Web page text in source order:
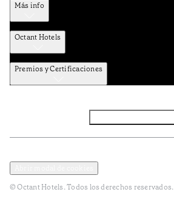
Más info
Octant Hotels
Premios y Certificaciones
© Octant Hotels. Todos los derechos reservados.